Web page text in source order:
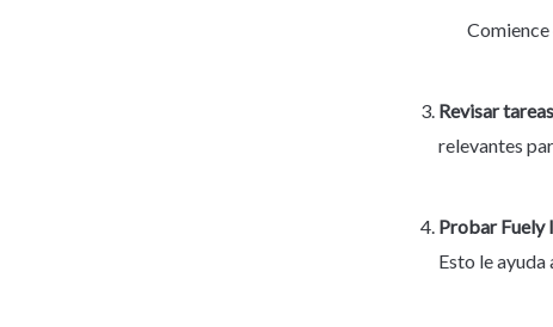
Revisar tareas
relevantes
Probar Fuely
Esto le ayuda